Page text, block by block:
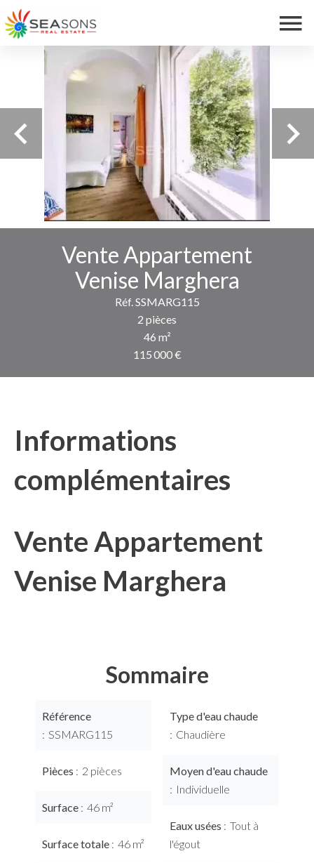
Vente Appartement
Venise Marghera
Réf. SSMARG115
2 pièces
46 m²
115 000 €
Informations
complémentaires
Vente Appartement
Venise Marghera
Sommaire
Référence
SSMARG115
Pièces 2 pièces
Surface 46 m²
Surface totale 46 m²
Type d'eau chaude
Chaudière
Moyen d'eau chaude
Individuelle
Eaux usées
Tout à
l'égout